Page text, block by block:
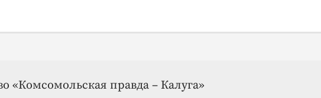
«Комсомольская правда – Калуга»